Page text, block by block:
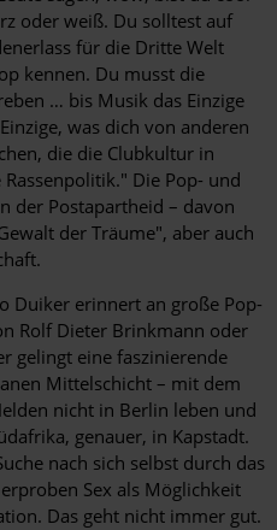
oder weiß. Du solltest auf
für die Dritte Welt
kennen. Du musst die
… bis Musik das Einzige
was dich von anderen
die die Clubkultur in
Die Pop- und
der Postapartheid – davon
der Träume", aber auch
Duiker erinnert an große Pop­
Rolf Dieter Brinkmann oder
gelingt eine faszinierende
Mittelschicht – mit dem
nicht in Berlin leben und
genauer, in Kapstadt.
nach sich selbst durch das
Sex als Möglichkeit
Das geht nicht immer gut.